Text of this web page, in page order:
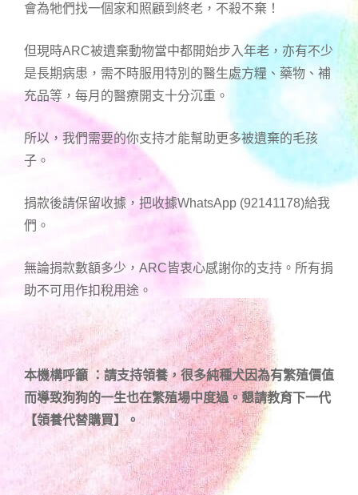
會為牠們找一個家和照顧到終老，不殺不棄！
但現時ARC被遺棄動物當中都開始步入年老，亦有不少
是長期病患，需不時服用特別的醫生處方糧、藥物、補
充品等，每月的醫療開支十分沉重。
所以，我們需要的你支持才能幫助更多被遺棄的毛孩
子。
捐款後請保留收據，把收據WhatsApp (92141178)給我
們。
無論捐款數額多少，ARC皆衷心感謝你的支持。所有捐
助不可用作扣稅用途。
本機構呼籲 ：請支持領養，很多純種犬因為有繁殖價值
而導致狗狗的一生也在繁殖場中度過。懇請教育下一代
【領養代替購買】。